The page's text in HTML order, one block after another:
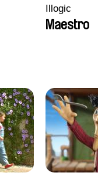
Illogic
Maestro